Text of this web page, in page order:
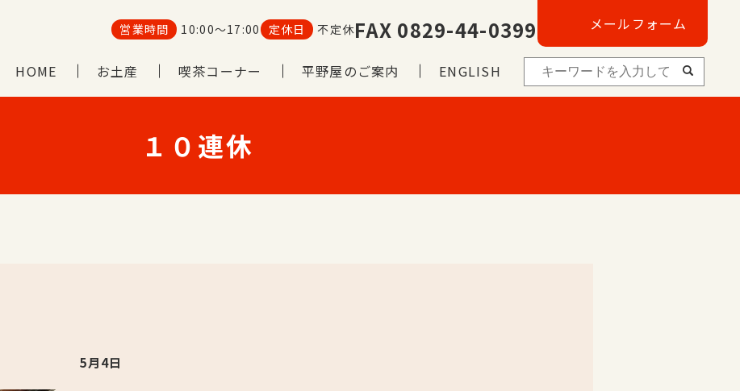
HOME お土産 喫茶コーナー 平野屋のご案内 ENGLISH
営業時間 10:00～17:00 定休日 不定休FAX 0829-44-0399 メールフォーム
１０連休
5月4日